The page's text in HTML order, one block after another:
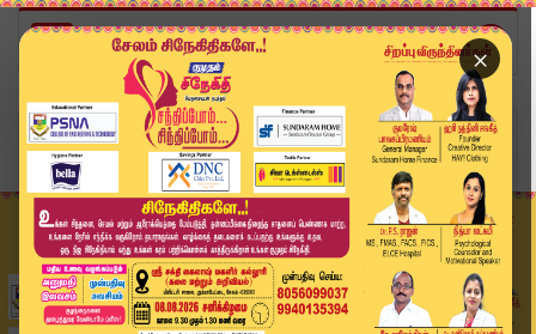
×
Home
வீடியோ ஸ்டோரி
மக்களே உஷார்! 13 மாவட்டங்களுக்கு கனமழை அலர்ட் |...